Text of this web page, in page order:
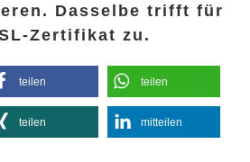
Dasselbe trifft für
Zertifikat zu.
teilen teilen
teilen mitteilen